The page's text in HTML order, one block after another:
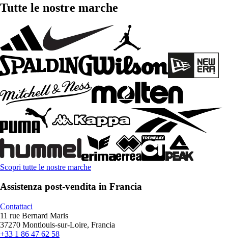
Tutte le nostre marche
Scopri tutte le nostre marche
Assistenza post-vendita in Francia
Contattaci
11 rue Bernard Maris
37270 Montlouis-sur-Loire, Francia
+33 1 86 47 62 58